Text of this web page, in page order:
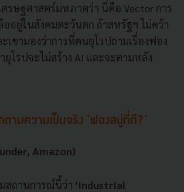
รษฐศาสตร์มหภาคว่า นี่คือ Vector การ
ออยู่ในสังคมตะวันตก ถ้าสหรัฐฯ ไม่คว้า
เขามองว่าการที่คนยุโรปถามเรื่องฟอง
โรปจะไม่สร้าง AI และจะตามหลัง
ตามความเป็นจริง 'ฟองสบู่ที่ดี?'
Amazon)
สถานการณ์นี้ว่า ‘Industrial